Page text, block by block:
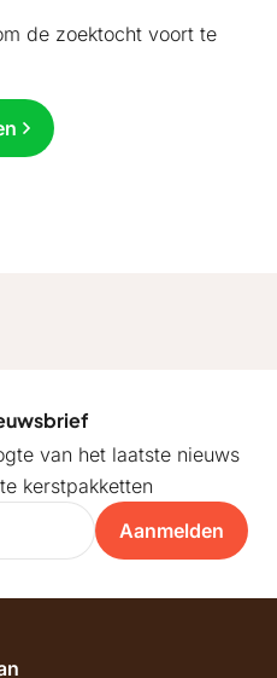
de zoektocht voort te
van het laatste nieuws
kerstpakketten
Aanmelden